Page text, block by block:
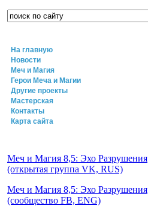
На главную
Новости
Меч и Магия
Герои Меча и Магии
Другие проекты
Мастерская
Контакты
Карта сайта
Меч и Магия 8,5: Эхо Разрушения
(открытая группа VK, RUS)
Меч и Магия 8,5: Эхо Разрушения
(сообщество FB, ENG)